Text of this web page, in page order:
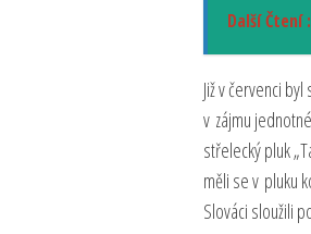
Další Čtení :
Již v červenci
v zájmu
střelecký pluk
měli se v pluku
Slováci sloužili